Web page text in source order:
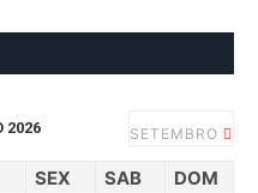
2026 SETEMBRO
SEX SAB DOM